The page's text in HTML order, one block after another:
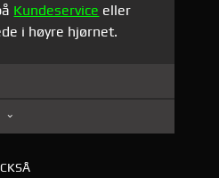
Kundeservice eller
i høyre hjørnet.